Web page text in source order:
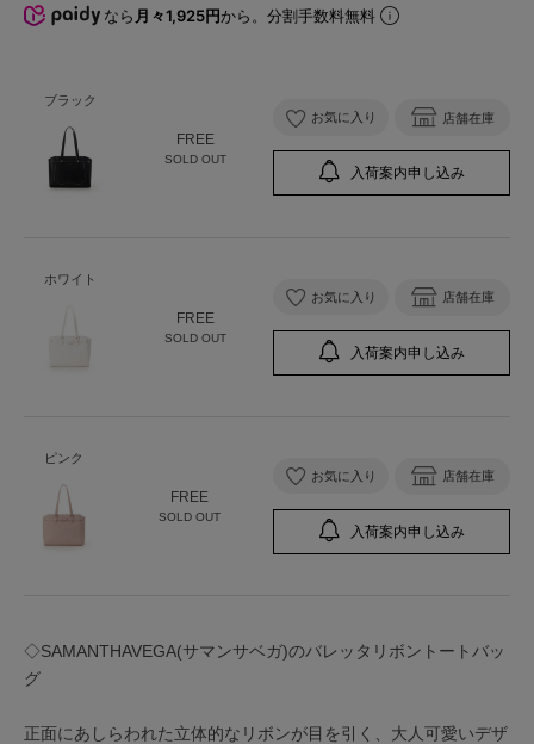
なら 月々1,925円から。分割手数料無料
ブラック
FREE
SOLD OUT
お気に入り 店舗在庫
入荷案内申し込み
ホワイト
FREE
SOLD OUT
お気に入り 店舗在庫
入荷案内申し込み
ピンク
FREE
SOLD OUT
お気に入り 店舗在庫
入荷案内申し込み
◇SAMANTHAVEGA(サマンサベガ)のバレッタリボントートバッ
グ
正面にあしらわれた立体的なリボンが目を引く、大人可愛いデザ